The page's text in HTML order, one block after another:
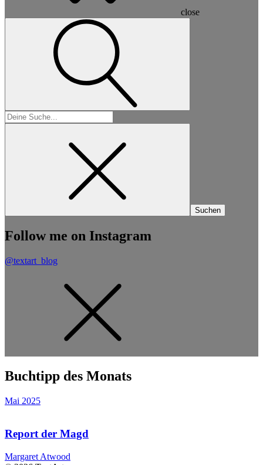
close
Suchen
nach:
Follow me on Instagram
@textart_blog
Buchtipp des Monats
Mai 2025
Report der Magd
Margaret Atwood